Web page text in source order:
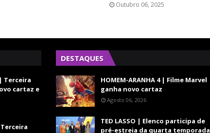
Outubro 06, 2025
| Terceira
cartaz e
Terceira
DESTAQUES
HOMEM-ARANHA 4 | Filme Marvel
ganha novo cartaz
Agosto 06, 2026
TED LASSO | Elenco participa de
pré-estreia da quarta temporada